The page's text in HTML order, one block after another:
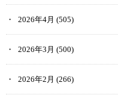
2026年4月 (505)
2026年3月 (500)
2026年2月 (266)